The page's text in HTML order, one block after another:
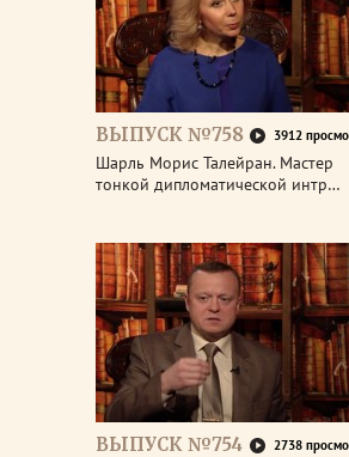
ВЫПУСК №758 3912
Шарль Морис Талейран. Мастер
тонкой дипломатической интр…
ВЫПУСК №754 2738